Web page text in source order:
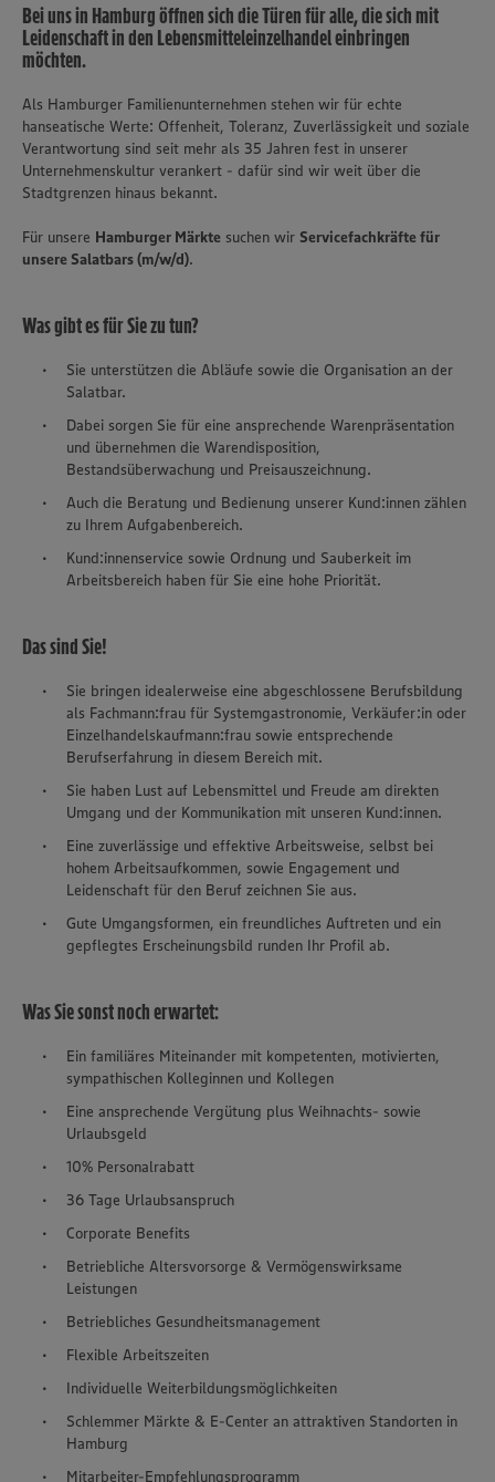
Bei uns in Hamburg öffnen sich die Türen für alle, die sich mit
Leidenschaft in den Lebensmitteleinzelhandel einbringen
möchten.
​Als Hamburger Familienunternehmen stehen wir für echte
hanseatische Werte: Offenheit, Toleranz, Zuverlässigkeit und soziale
Verantwortung sind seit mehr als 35 Jahren fest in unserer
Unternehmenskultur verankert - dafür sind wir weit über die
Stadtgrenzen hinaus bekannt.
Für unsere Hamburger Märkte suchen wir Servicefachkräfte für
unsere Salatbars (m/w/d).
Was gibt es für Sie zu tun?
Sie unterstützen die Abläufe sowie die Organisation an der
Salatbar.
Dabei sorgen Sie für eine ansprechende Warenpräsentation
und übernehmen die Warendisposition,
Bestandsüberwachung und Preisauszeichnung.
Auch die Beratung und Bedienung unserer Kund:innen zählen
zu Ihrem Aufgabenbereich.
Kund:innenservice sowie Ordnung und Sauberkeit im
Arbeitsbereich haben für Sie eine hohe Priorität.
Das sind Sie!
Sie bringen idealerweise eine abgeschlossene Berufsbildung
als Fachmann:frau für Systemgastronomie, Verkäufer:in oder
Einzelhandelskaufmann:frau sowie entsprechende
Berufserfahrung in diesem Bereich mit.
Sie haben Lust auf Lebensmittel und Freude am direkten
Umgang und der Kommunikation mit unseren Kund:innen.
Eine zuverlässige und effektive Arbeitsweise, selbst bei
hohem Arbeitsaufkommen, sowie Engagement und
Leidenschaft für den Beruf zeichnen Sie aus.
Gute Umgangsformen, ein freundliches Auftreten und ein
gepflegtes Erscheinungsbild runden Ihr Profil ab.
Was Sie sonst noch erwartet:
Ein familiäres Miteinander mit kompetenten, motivierten,
sympathischen Kolleginnen und Kollegen
Eine ansprechende Vergütung plus Weihnachts- sowie
Urlaubsgeld
10% Personalrabatt
36 Tage Urlaubsanspruch
Corporate Benefits
Betriebliche Altersvorsorge & Vermögenswirksame
Leistungen
Betriebliches Gesundheitsmanagement
Flexible Arbeitszeiten
Individuelle Weiterbildungsmöglichkeiten
Schlemmer Märkte & E-Center an attraktiven Standorten in
Hamburg
Mitarbeiter-Empfehlungsprogramm